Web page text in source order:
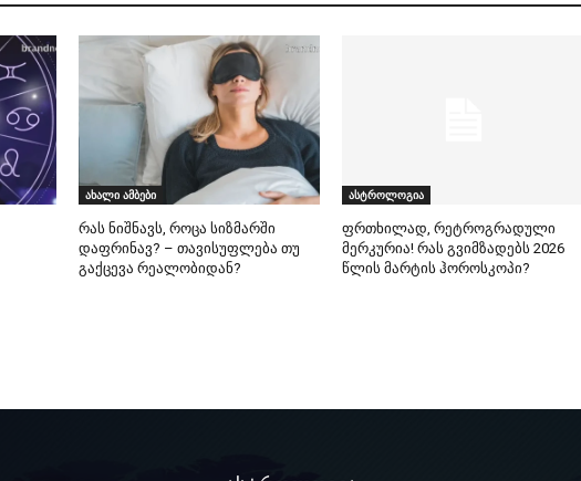
ახალი ამბები
რას ნიშნავს, როცა სიზმარში
დაფრინავ? – თავისუფლება თუ
გაქცევა რეალობიდან?
ასტროლოგია
ფრთხილად, რეტროგრადული
მერკურია! რას გვიმზადებს 2026
წლის მარტის ჰოროსკოპი?